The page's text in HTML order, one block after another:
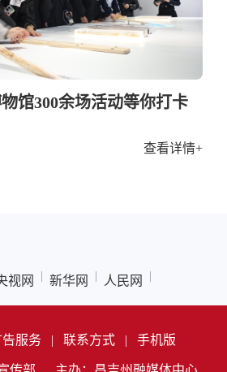
馆300余场活动等你打卡
查看详情+
视网 | 新华网 | 人民网 |
告服务 | 联系方式 | 手机版